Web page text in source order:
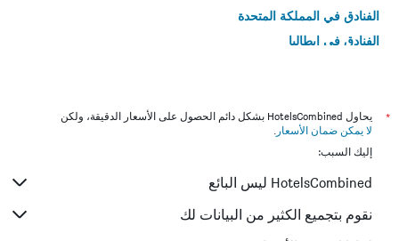
الفنادق في المملكة المتحدة
الفنادق في إيطاليا
*
يحاول HotelsCombined بشكل دائم الحصول على الأسعار الدقيقة، ولكن
لا يمكن ضمان الأسعار .
إليك السبب:
HotelsCombined ليس البائع
نقوم بتجميع الكثير من البيانات لك